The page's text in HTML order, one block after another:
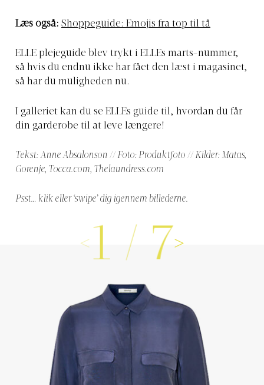
Læs også: Shoppeguide: Emojis fra top til tå
ELLE plejeguide blev trykt i ELLEs marts-nummer,
så hvis du endnu ikke har fået den læst i magasinet,
så har du muligheden nu.
I galleriet kan du se ELLEs guide til, hvordan du får
din garderobe til at leve længere!
Tekst: Anne Absalonson // Foto: Produktfoto // Kilder: Matas,
Gorenje, Tocca.com, Thelaundress.com
Psst… klik eller ‘swipe’ dig igennem billederne.
1 / 7